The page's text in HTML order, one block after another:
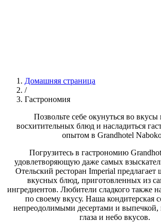
Домашняя страница
/
Гастрономия
Позвольте себе окунуться во
восхитительных блюд и насладиться
опытом в Grandhotel
Погрузитесь в гастрономию
удовлетворяющую даже самых
Отельский ресторан Imperial
вкусных блюд, приготовленных из
ингредиентов. Любители сладкого также
по своему вкусу. Наша кондитерская
непреодолимыми десертами и выпечкой,
глаза и небо вкусов.